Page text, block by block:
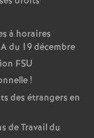
t
s
d
à horaires
du 19 décembre
FSU
!
des étrangers en
de Travail du